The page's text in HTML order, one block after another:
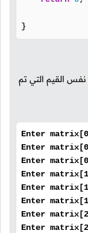
}
القيم التي تم
Enter
Enter
Enter
Enter
Enter
Enter
Enter
Enter